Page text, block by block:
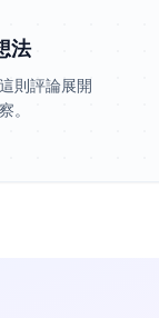
法
則評論展開
。